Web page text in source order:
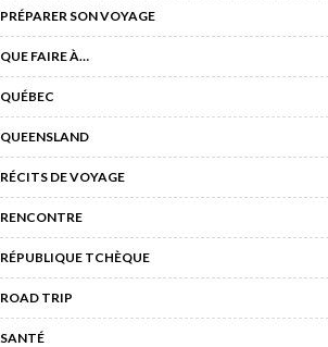
PRÉPARER SON VOYAGE
QUE FAIRE À…
QUÉBEC
QUEENSLAND
RÉCITS DE VOYAGE
RENCONTRE
RÉPUBLIQUE TCHÈQUE
ROAD TRIP
SANTÉ